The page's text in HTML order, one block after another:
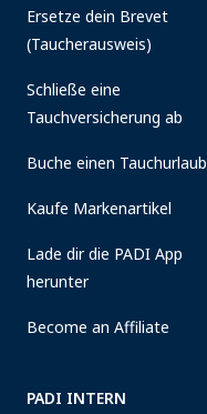
Ersetze dein Brevet
(Taucherausweis)
Schließe eine
Tauchversicherung ab
Buche einen Tauchurlaub
Kaufe Markenartikel
Lade dir die PADI App
herunter
Become an Affiliate
PADI INTERN